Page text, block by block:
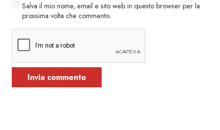
Salva il mio nome, email e sito web in questo browser per la
prossima volta che commento.
Invia commento